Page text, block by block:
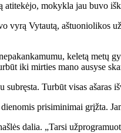
ati­te­kė­jo, mo­kyk­la jau bu­vo
vy­rą Vy­tau­tą, aš­tuo­nio­li­kos
ke­le­tą me­tų
iki mir­ties ma­no au­sy­se
Tur­būt vi­sas aša­ras
pri­si­mi­ni­mai grįž­ta.
da­lia. „Tar­si